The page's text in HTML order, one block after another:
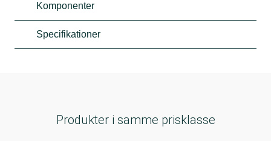
Komponenter
Specifikationer
Produkter i samme prisklasse